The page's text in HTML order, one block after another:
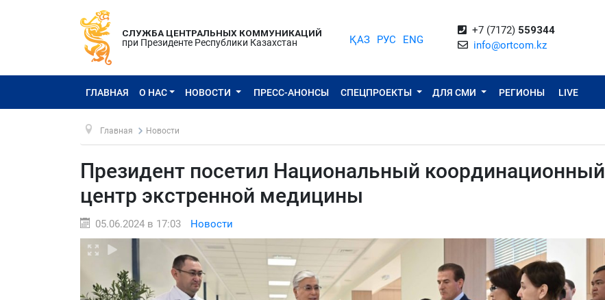
СЛУЖБА ЦЕНТРАЛЬНЫХ КОММУНИКАЦИЙ
при Президенте Республики Казахстан
ҚАЗ РУС ENG
+7 (7172) 559344
info@ortcom.kz
ГЛАВНАЯ О НАС НОВОСТИ ПРЕСС-АНОНСЫ СПЕЦПРОЕКТЫ ДЛЯ СМИ РЕГИОНЫ LIVE
Главная Новости
Президент посетил Национальный координационный
центр экстренной медицины
05.06.2024 в 17:03 Новости